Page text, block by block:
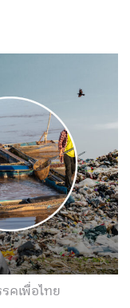
คเพื่อไทย